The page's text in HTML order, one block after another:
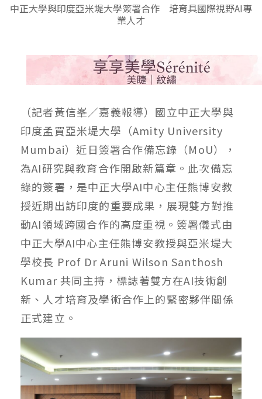
中正大學與印度亞米堤大學簽署合作 培育具國際視野AI專
業人才
（記者黃信峯／嘉義報導）國立中正大學與
印度孟買亞米堤大學（Amity University
Mumbai）近日簽署合作備忘錄（MoU），
為AI研究與教育合作開啟新篇章。此次備忘
錄的簽署，是中正大學AI中心主任熊博安教
授近期出訪印度的重要成果，展現雙方對推
動AI領域跨國合作的高度重視。簽署儀式由
中正大學AI中心主任熊博安教授與亞米堤大
學校長 Prof Dr Aruni Wilson Santhosh
Kumar 共同主持，標誌著雙方在AI技術創
新、人才培育及學術合作上的緊密夥伴關係
正式建立。